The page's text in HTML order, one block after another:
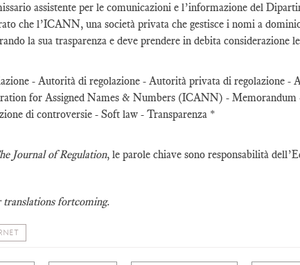
assistente per le comunicazioni e l’informazione del
che l’ICANN, una società privata che gestisce i nomi a
la sua trasparenza e deve prendere in debita
- Autorità di regolazione - Autorità privata di regolazione -
for Assigned Names & Numbers (ICANN) -
di controversie - Soft law - Transparenza *
Journal of Regulation, le parole chiave sono responsabilità
translations fortcoming.